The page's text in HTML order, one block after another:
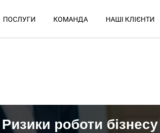
ПОСЛУГИ КОМАНДА НАШІ КЛІЄНТИ
Ризики роботи бізнесу